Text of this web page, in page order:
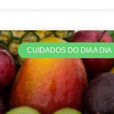
CUIDADOS DO DIA A DIA